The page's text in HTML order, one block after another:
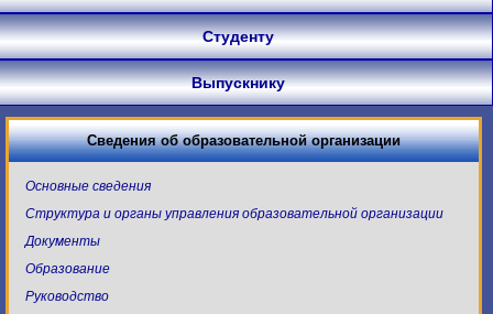
Студенту
Выпускнику
Сведения об образовательной организации
Основные сведения
Структура и органы управления образовательной организации
Документы
Образование
Руководство